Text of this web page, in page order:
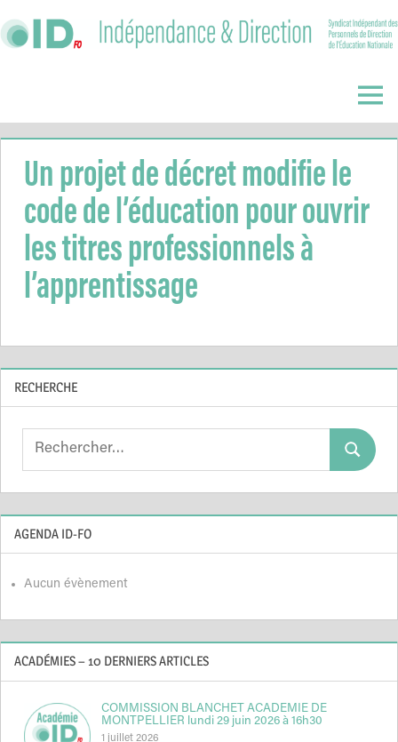
to
Direction
Menu
Un projet de décret modifie le
code de l’éducation pour ouvrir
les titres professionnels à
l’apprentissage
RECHERCHE
Search
Search
AGENDA ID-FO
Aucun évènement
ACADÉMIES – 10 DERNIERS ARTICLES
COMMISSION BLANCHET ACADEMIE DE
MONTPELLIER lundi 29 juin 2026 à 16h30
1 juillet 2026